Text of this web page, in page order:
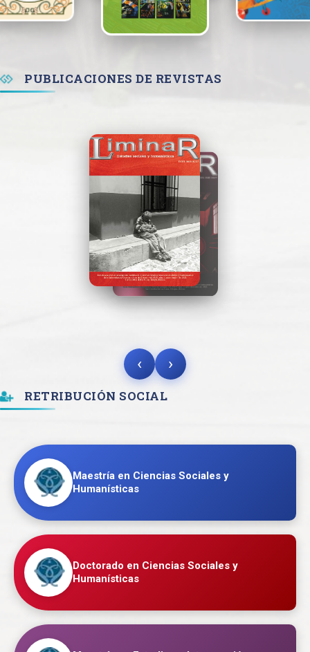
PUBLICACIONES DE REVISTAS
Vol. 23.1
‹ ›
RETRIBUCIÓN SOCIAL
Maestría en Ciencias Sociales y
Humanísticas
Doctorado en Ciencias Sociales y
Humanísticas